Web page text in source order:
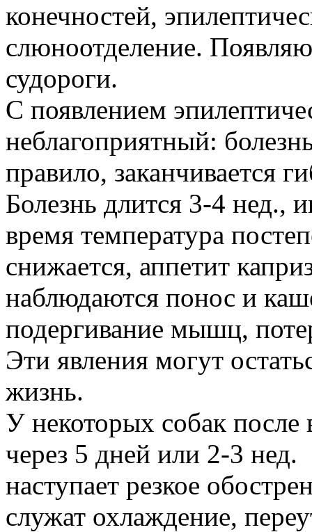
конечностей,
слюноотделение.
судороги.
С появлением
неблагоприятный:
правило, заканчивается
Болезнь длится 3-4 нед.,
время температура
снижается, аппетит
наблюдаются понос и
подергивание мышц,
Эти явления могут
жизнь.
У некоторых собак
через 5 дней или 2-3 нед.
наступает резкое
служат охлаждение,